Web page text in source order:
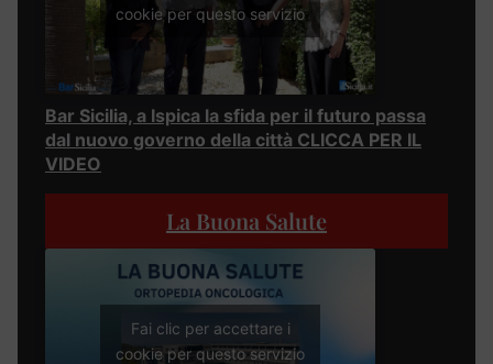
cookie per questo servizio
Bar Sicilia, a Ispica la sfida per il futuro passa
dal nuovo governo della città CLICCA PER IL
VIDEO
La Buona Salute
Fai clic per accettare i
cookie per questo servizio